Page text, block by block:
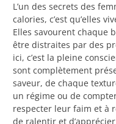
L’un des secrets des
calories, c’est qu’elles
Elles savourent chaque
être distraites par des
ici, c’est la pleine
sont complètement
saveur, de chaque
un régime ou de
respecter leur faim et à
de ralentir et